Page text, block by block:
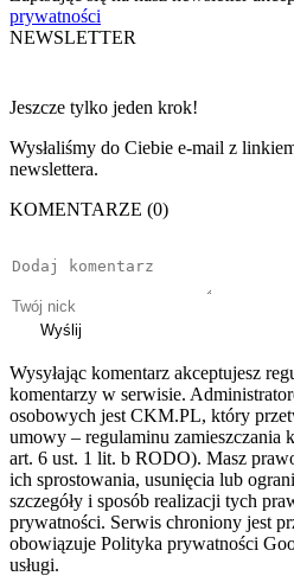
prywatności
NEWSLETTER
Jeszcze tylko jeden krok!
Wysłaliśmy do Ciebie e-mail z
newslettera.
KOMENTARZE (0)
Wyślij
Wysyłając komentarz akceptujesz
komentarzy w serwisie.
osobowych jest CKM.PL, który
umowy – regulaminu zamieszczania
art. 6 ust. 1 lit. b RODO). Masz
ich sprostowania, usunięcia lub
szczegóły i sposób realizacji tych
prywatności. Serwis chroniony jest
obowiązuje Polityka prywatności
usługi.